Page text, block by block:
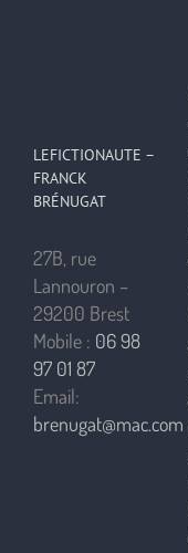
LEFICTIONAUTE –
FRANCK
BRÉNUGAT
27B, rue
Lannouron –
29200 Brest
Mobile : 06 98
97 01 87
Email:
brenugat@mac.com